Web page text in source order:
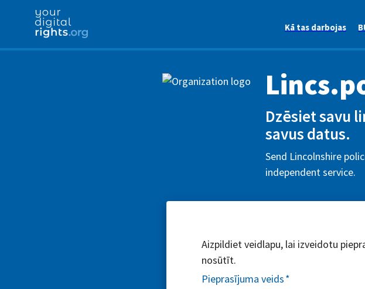
Kā tas darbojas
Dzēsiet savu
savus datus.
Send Lincolnshire
independent service.
Aizpildiet veidlapu, lai izveidotu
nosūtīt.
Pieprasījuma veids*